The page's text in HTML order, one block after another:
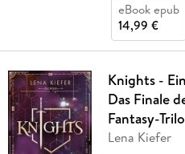
eBook epub
14,99 €
Knights -
Das Finale
Fantasy-
Lena Kiefer